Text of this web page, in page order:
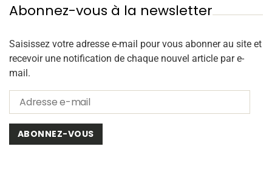
Abonnez-vous à la newsletter
Saisissez votre adresse e-mail pour vous abonner au site et
recevoir une notification de chaque nouvel article par e-
mail.
ABONNEZ-VOUS